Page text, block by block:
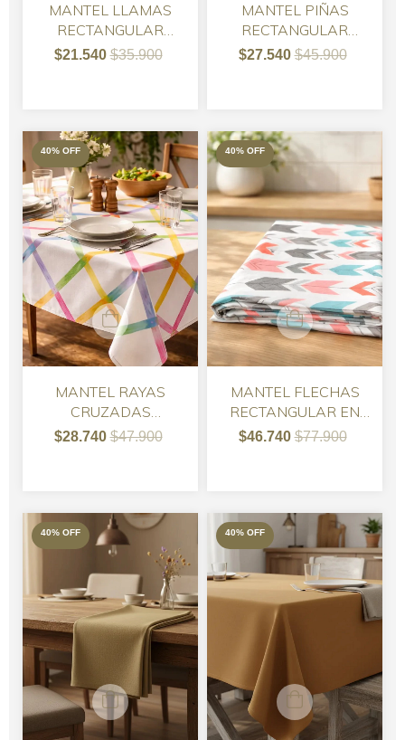
MANTEL LLAMAS
RECTANGULAR
PROVENZAL 130 X
$21.540$35.900
MANTEL PIÑAS
RECTANGULAR
PROVENZAL 160 X
$27.540$45.900
40% OFF
MANTEL RAYAS
CRUZADAS
RECTANGULAR EN
$28.740$47.900
40% OFF
MANTEL FLECHAS
RECTANGULAR EN
GABARDINA
$46.740$77.900
40% OFF 40% OFF